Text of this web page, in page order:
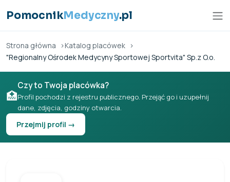
PomocnikMedyczny.pl
Strona główna
Katalog placówek
"Regionalny Ośrodek Medycyny Sportowej Sportvita" Sp.z O.o.
🏥
Czy to Twoja placówka?
Profil pochodzi z rejestru publicznego. Przejąć go i uzupełnij
dane, zdjęcia, godziny otwarcia.
Przejmij profil →